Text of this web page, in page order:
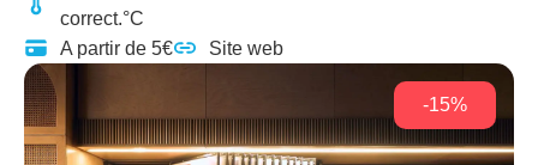
correct.°C
A partir de 5€
Site web
-15%